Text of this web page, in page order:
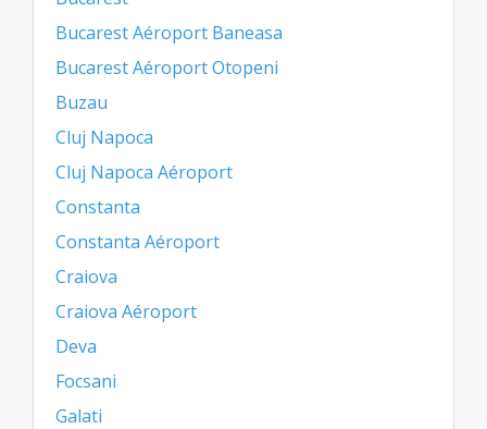
Bucarest Aéroport Baneasa
Bucarest Aéroport Otopeni
Buzau
Cluj Napoca
Cluj Napoca Aéroport
Constanta
Constanta Aéroport
Craiova
Craiova Aéroport
Deva
Focsani
Galati